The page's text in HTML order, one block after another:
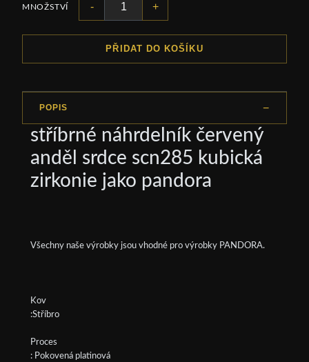
MNOŽSTVÍ - +
PŘIDAT DO KOŠÍKU
POPIS
stříbrné náhrdelník červený
anděl srdce scn285 kubická
zirkonie jako pandora
Všechny naše výrobky jsou vhodné pro výrobky PANDORA.
Kov
:Stříbro
Proces
: Pokovená platinová